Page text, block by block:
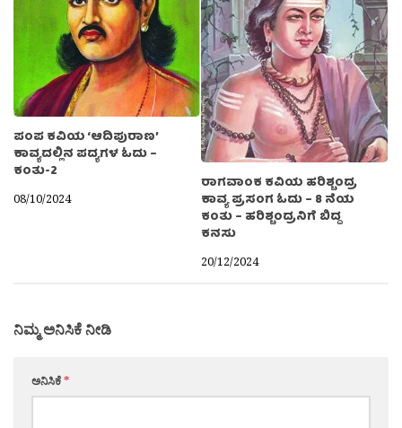
ಪಂಪ ಕವಿಯ ‘ಆದಿಪುರಾಣ’
ಕಾವ್ಯದಲ್ಲಿನ ಪದ್ಯಗಳ ಓದು –
ಕಂತು-2
08/10/2024
ರಾಗವಾಂಕ ಕವಿಯ ಹರಿಶ್ಚಂದ್ರ
ಕಾವ್ಯ ಪ್ರಸಂಗ ಓದು – 8 ನೆಯ
ಕಂತು – ಹರಿಶ್ಚಂದ್ರನಿಗೆ ಬಿದ್ದ
ಕನಸು
20/12/2024
ನಿಮ್ಮ ಅನಿಸಿಕೆ ನೀಡಿ
ಅನಿಸಿಕೆ*